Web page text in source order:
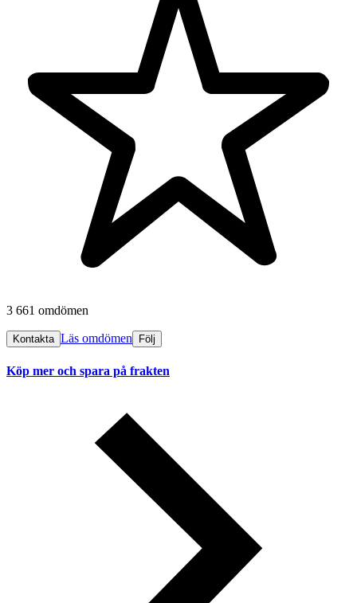
3 661 omdömen
Kontakta Läs omdömen Följ
Köp mer och spara på frakten